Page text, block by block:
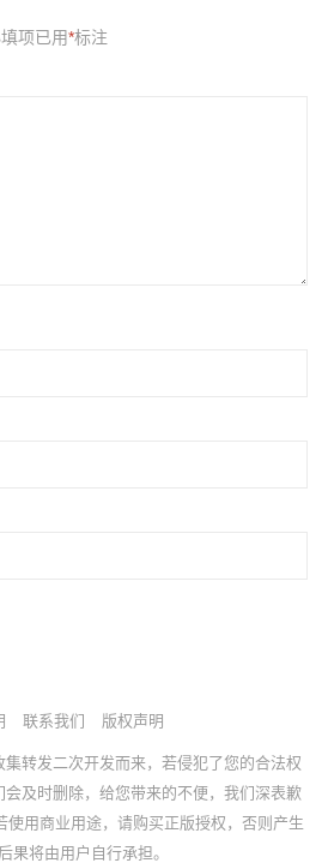
项已用*标注
联系我们 版权声明
转发二次开发而来，若侵犯了您的合法权
及时删除，给您带来的不便，我们深表歉
使用商业用途，请购买正版授权，否则产生
果将由用户自行承担。